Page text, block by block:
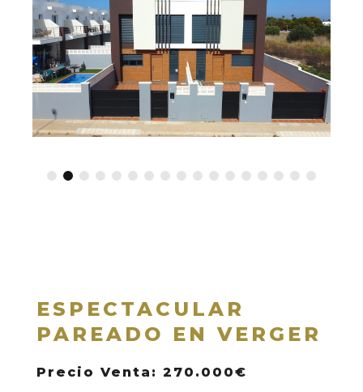
ESPECTACULAR
PAREADO EN VERGER
Precio Venta: 270.000€